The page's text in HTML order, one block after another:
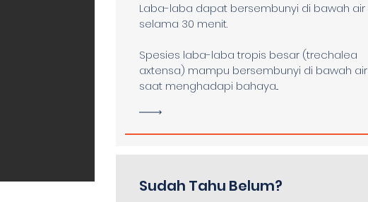
Laba-laba dapat bersembunyi di bawah air
selama 30 menit.
Spesies laba-laba tropis besar (trechalea
axtensa) mampu bersembunyi di bawah air
saat menghadapi bahaya...
Sudah Tahu Belum?